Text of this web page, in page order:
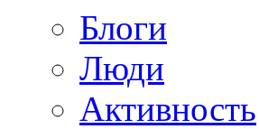
Блоги
Люди
Активность